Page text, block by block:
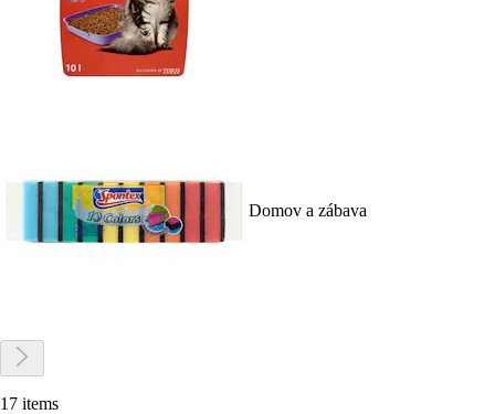
Domov a zábava
17 items